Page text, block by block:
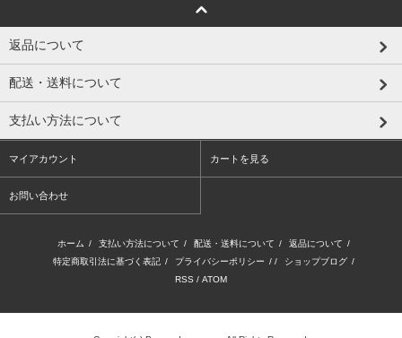
返品について
配送・送料について
支払い方法について
マイアカウント カートを見る
お問い合わせ
ホーム / 支払い方法について / 配送・送料について / 返品について /
特定商取引法に基づく表記 / プライバシーポリシー / / ショップブログ /
RSS / ATOM